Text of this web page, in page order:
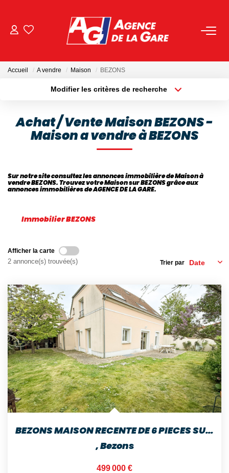
NOS AGENCES
Nous Rejoindre
NOUS CONTACTER
EN ES
Accueil A vendre Maison BEZONS
Modifier les critères de recherche
Surface min Budget max
Achat / Vente Maison BEZONS -
Maison a vendre à BEZONS
Sur notre site consultez les annonces immobilière de Maison à
vendre BEZONS. Trouvez votre Maison sur BEZONS grâce aux
annonces immobilières de AGENCE DE LA GARE.
Immobilier BEZONS
Afficher la carte
2 annonce(s) trouvée(s) Trier par
BEZONS MAISON RECENTE DE 6 PIECES SUR 379 M² De TERRAIN
,Bezons
499 000 €